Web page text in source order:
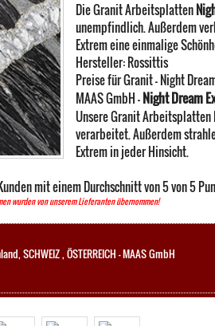
Die Granit Arbeitsplatten
unempfindlich. Außerdem
Extrem eine einmalige
Hersteller:Rossittis
Preise für Granit -Night
MAAS GmbH-Night Dream
Unsere Granit Arbeitsplatten
verarbeitet. Außerdem
Extrem in jeder Hinsicht.
mit einem Durchschnitt von5von5
wurden von unserem Lieferanten übernommen!